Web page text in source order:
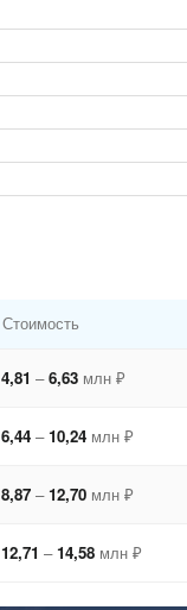
Стоимость
4,81 –6,63 млн ₽
6,44 –10,24 млн ₽
8,87 –12,70 млн ₽
12,71 –14,58 млн ₽